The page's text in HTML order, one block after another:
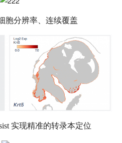
胞分辨率、连续覆盖
实现精准的转录本定位